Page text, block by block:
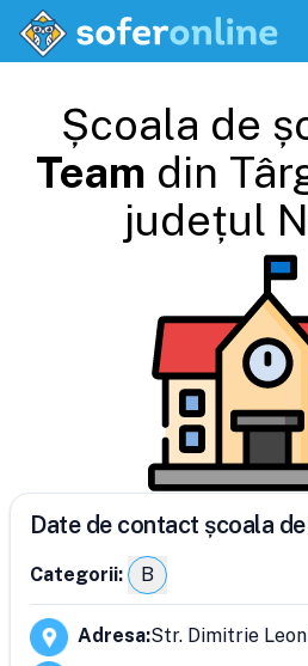
Școala de
Team din
județul
Date de contact școala
Categorii: B
Adresa:Str. Dimitrie